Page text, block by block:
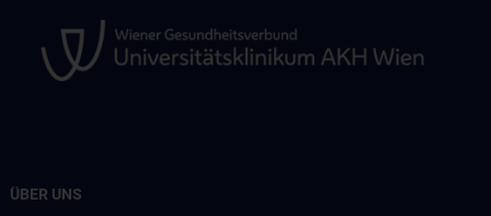
ÜBER UNS